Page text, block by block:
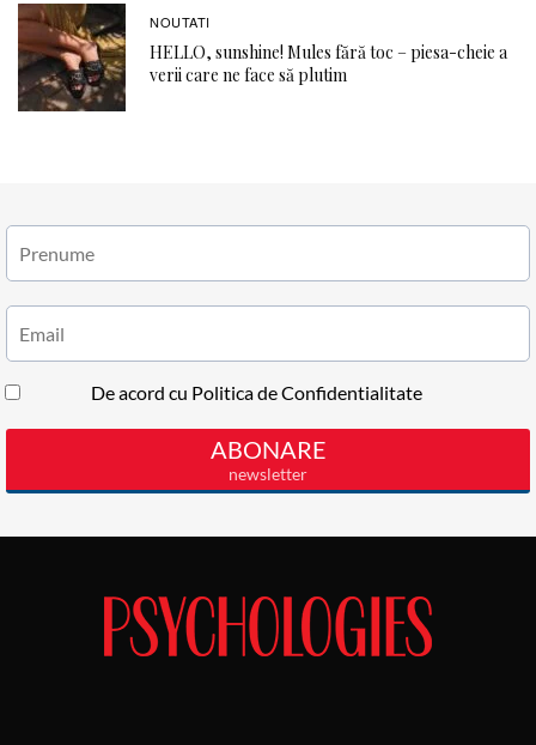
NOUTATI
HELLO, sunshine! Mules fără toc – piesa-cheie a
verii care ne face să plutim